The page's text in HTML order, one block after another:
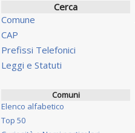
Cerca
Comune
CAP
Prefissi Telefonici
Leggi e Statuti
Comuni
Elenco alfabetico
Top 50